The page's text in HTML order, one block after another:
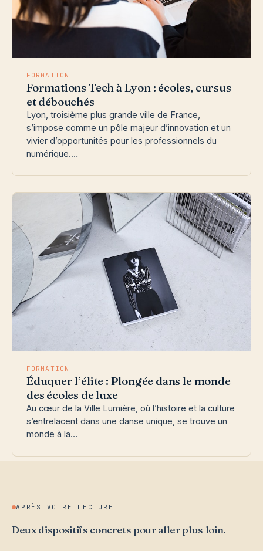
FORMATION
Formations Tech à Lyon : écoles, cursus
et débouchés
Lyon, troisième plus grande ville de France,
s’impose comme un pôle majeur d’innovation et un
vivier d’opportunités pour les professionnels du
numérique.…
FORMATION
Éduquer l’élite : Plongée dans le monde
des écoles de luxe
Au cœur de la Ville Lumière, où l’histoire et la culture
s’entrelacent dans une danse unique, se trouve un
monde à la…
APRÈS VOTRE LECTURE
Deux dispositifs concrets pour aller plus loin.